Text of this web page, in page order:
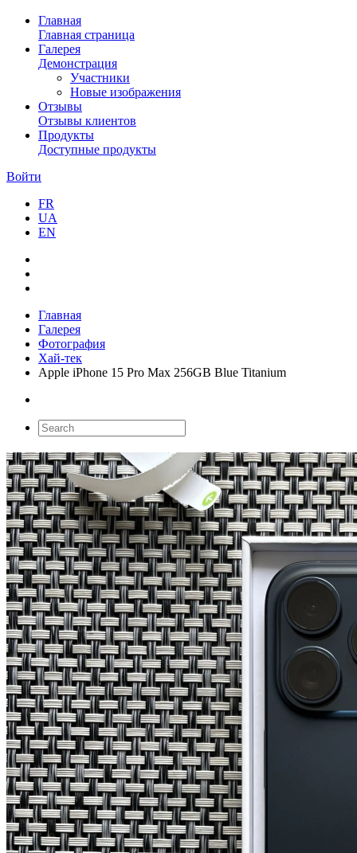
Главная
Главная страница
Галерея
Демонстрация
Участники
Новые изображения
Отзывы
Отзывы клиентов
Продукты
Доступные продукты
Войти
FR
UA
EN
Главная
Галерея
Фотография
Хай-тек
Apple iPhone 15 Pro Max 256GB Blue Titanium